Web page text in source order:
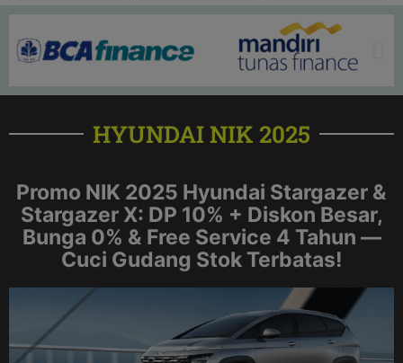
HYUNDAI NIK 2025
Promo NIK 2025 Hyundai Stargazer &
Stargazer X: DP 10% + Diskon Besar,
Bunga 0% & Free Service 4 Tahun —
Cuci Gudang Stok Terbatas!